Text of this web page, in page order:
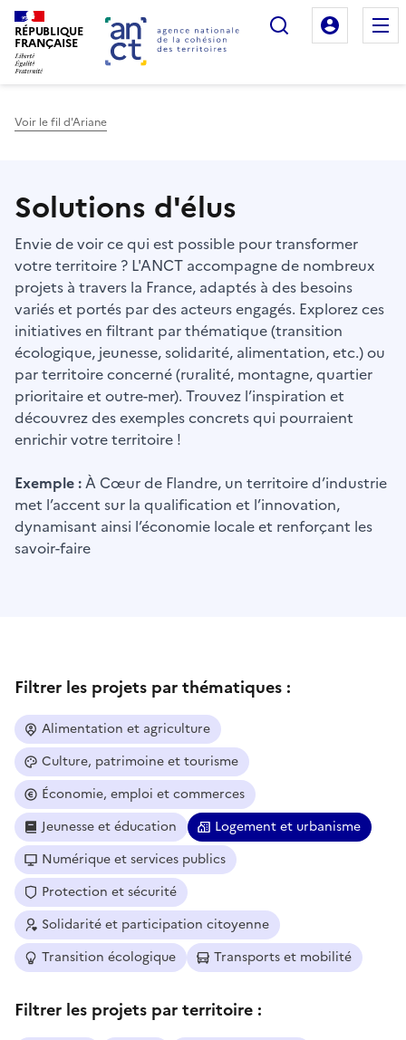
RÉPUBLIQUE
FRANÇAISE
Rechercher
Mon
Voir le fil d'Ariane
Solutions d'élus
Envie de voir ce qui est possible pour transformer
votre territoire ? L'ANCT accompagne de nombreux
projets à travers la France, adaptés à des besoins
variés et portés par des acteurs engagés. Explorez ces
initiatives en filtrant par thématique (transition
écologique, jeunesse, solidarité, alimentation, etc.) ou
par territoire concerné (ruralité, montagne, quartier
prioritaire et outre-mer). Trouvez l’inspiration et
découvrez des exemples concrets qui pourraient
enrichir votre territoire !
Exemple :À Cœur de Flandre, un territoire d’industrie
met l’accent sur la qualification et l’innovation,
dynamisant ainsi l’économie locale et renforçant les
savoir-faire
Filtrer les projets par thématiques :
Alimentation et agriculture
Culture, patrimoine et tourisme
Économie, emploi et commerces
Jeunesse et éducation
Logement et urbanisme
Numérique et services publics
Protection et sécurité
Solidarité et participation citoyenne
Transition écologique
Transports et mobilité
Filtrer les projets par territoire :